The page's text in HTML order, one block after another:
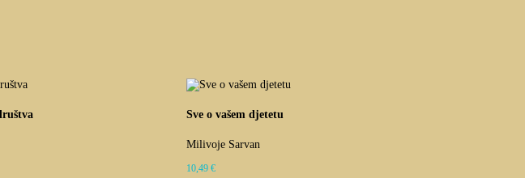
Sve o vašem djetetu
Milivoje Sarvan
10,49 €